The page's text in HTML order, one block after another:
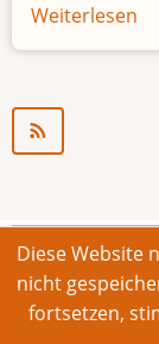
Weiterlesen
© 2026
Footer
Impressum
Diese Website
nicht
fortsetzen,